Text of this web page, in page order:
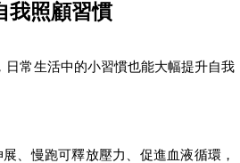
我照顧習慣
日常生活中的小習慣也能大幅提升自我
、慢跑可釋放壓力、促進血液循環，